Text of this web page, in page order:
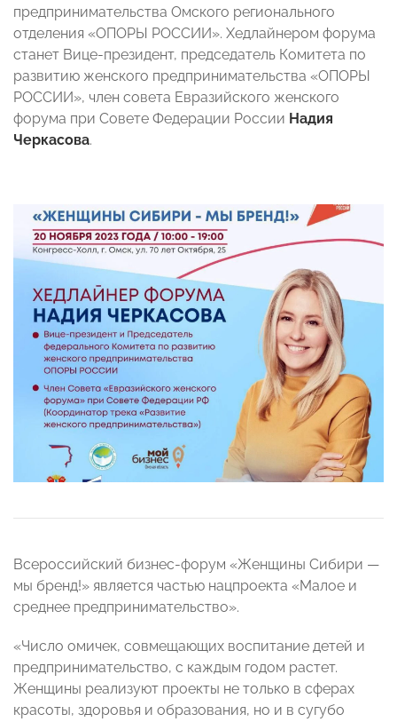
предпринимательства Омского регионального
отделения «ОПОРЫ РОССИИ». Хедлайнером форума
станет Вице-президент, председатель Комитета по
развитию женского предпринимательства «ОПОРЫ
РОССИИ», член совета Евразийского женского
форума при Совете Федерации России Надия
Черкасова.
Всероссийский бизнес-форум «Женщины Сибири —
мы бренд!» является частью нацпроекта «Малое и
среднее предпринимательство».
«Число омичек, совмещающих воспитание детей и
предпринимательство, с каждым годом растет.
Женщины реализуют проекты не только в сферах
красоты, здоровья и образования, но и в сугубо